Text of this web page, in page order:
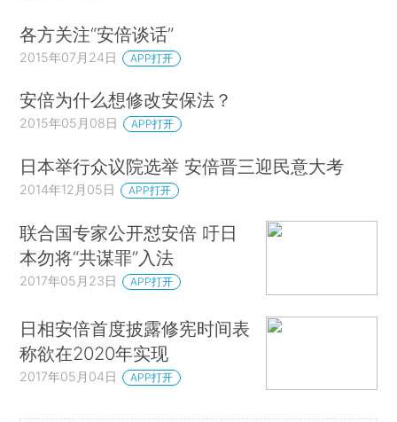
各方关注“安倍谈话”
2015年07月24日 APP打开
安倍为什么想修改安保法？
2015年05月08日 APP打开
日本举行众议院选举 安倍晋三迎民意大考
2014年12月05日 APP打开
联合国专家公开怼安倍 吁日
本勿将“共谋罪”入法
2017年05月23日 APP打开
日相安倍首度披露修宪时间表
称欲在2020年实现
2017年05月04日 APP打开